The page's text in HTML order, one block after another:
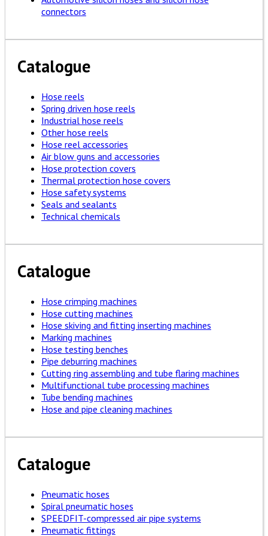
connectors
Catalogue
Hose reels
Spring driven hose reels
Industrial hose reels
Other hose reels
Hose reel accessories
Air blow guns and accessories
Hose protection covers
Thermal protection hose covers
Hose safety systems
Seals and sealants
Technical chemicals
Catalogue
Hose crimping machines
Hose cutting machines
Hose skiving and fitting inserting machines
Marking machines
Hose testing benches
Pipe deburring machines
Cutting ring assembling and tube flaring machines
Multifunctional tube processing machines
Tube bending machines
Hose and pipe cleaning machines
Catalogue
Pneumatic hoses
Spiral pneumatic hoses
SPEEDFIT-compressed air pipe systems
Pneumatic fittings